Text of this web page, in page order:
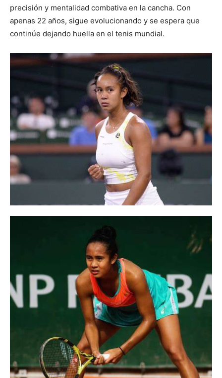
precisión y mentalidad combativa en la cancha. Con
apenas 22 años, sigue evolucionando y se espera que
continúe dejando huella en el tenis mundial.